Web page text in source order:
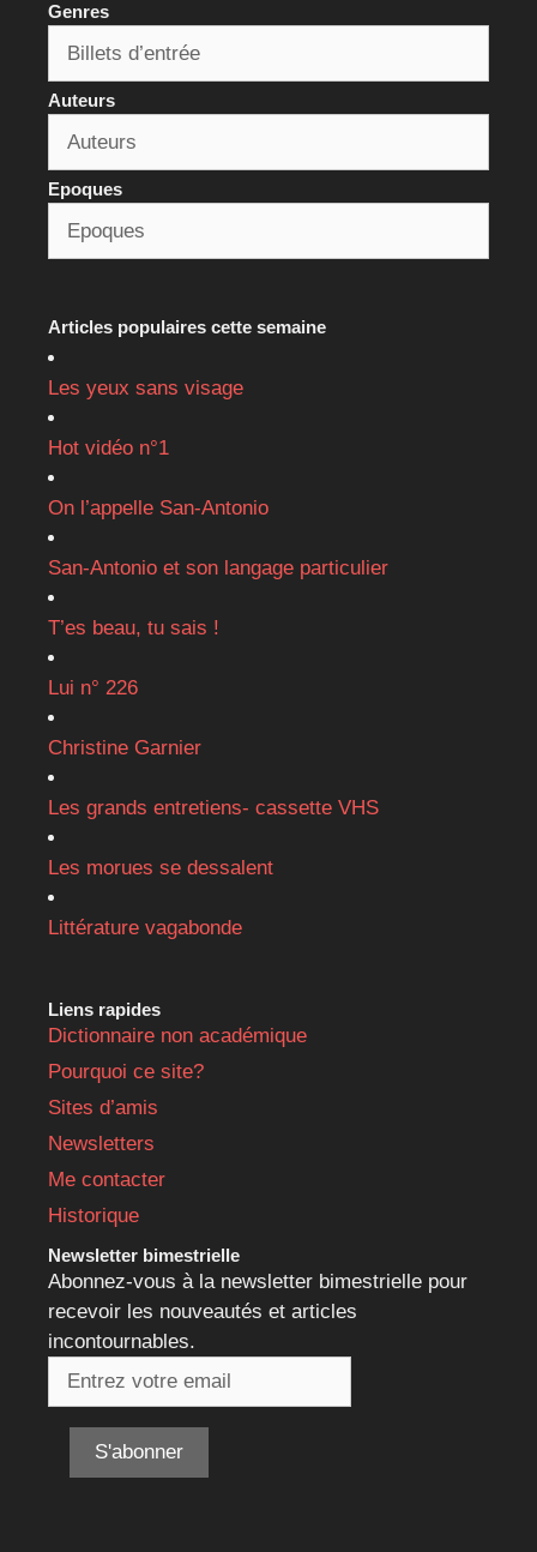
Genres
Auteurs
Epoques
Articles populaires cette semaine
Les yeux sans visage
Hot vidéo n°1
On l’appelle San-Antonio
San-Antonio et son langage particulier
T’es beau, tu sais !
Lui n° 226
Christine Garnier
Les grands entretiens- cassette VHS
Les morues se dessalent
Littérature vagabonde
Liens rapides
Dictionnaire non académique
Pourquoi ce site?
Sites d’amis
Newsletters
Me contacter
Historique
Newsletter bimestrielle
Abonnez-vous à la newsletter bimestrielle pour
recevoir les nouveautés et articles
incontournables.